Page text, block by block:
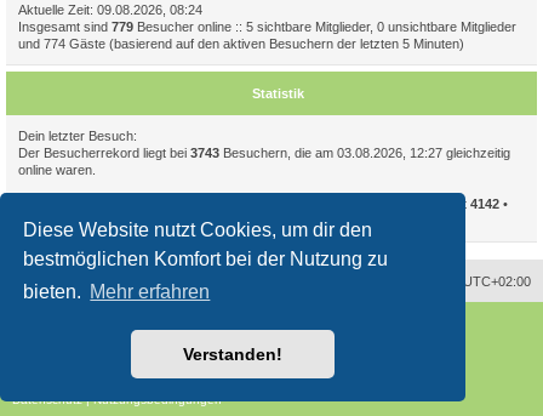
Diese Website nutzt Cookies, um dir den
bestmöglichen Komfort bei der Nutzung zu
bieten. Mehr erfahren
Verstanden!
Aktuelle Zeit: 09.08.2026, 08:24
Insgesamt sind 779 Besucher online :: 5 sichtbare Mitglieder, 0 unsichtbare Mitglieder
und 774 Gäste (basierend auf den aktiven Besuchern der letzten 5 Minuten)
Statistik
Dein letzter Besuch:
Der Besucherrekord liegt bei 3743 Besuchern, die am 03.08.2026, 12:27 gleichzeitig
online waren.
• Mitglieder insgesamt 4142 •
Unser neuestes Mitglied:
CelIampomegranate
UTC+02:00
Deutsche Übersetzung durch
2017
Datenschutz|Nutzungsbedingungen